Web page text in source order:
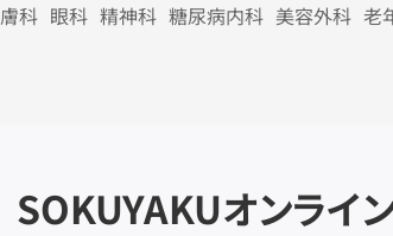
科 眼科 精神科 糖尿病内科 美容外科 老
SOKUYAKUオンライ